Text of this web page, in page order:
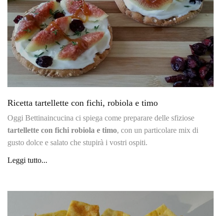
Ricetta tartellette con fichi, robiola e timo
Oggi Bettinaincucina ci spiega come preparare delle sfiziose
tartellette con fichi robiola e timo, con un particolare mix di
gusto dolce e salato che stupirà i vostri ospiti.
Leggi tutto...